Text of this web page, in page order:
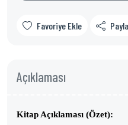
Favoriye Ekle
Açıklaması
Kitap Açıklaması (Özet):